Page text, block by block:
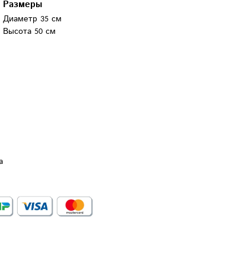
Размеры
Диаметр 35 см
Высота 50 см